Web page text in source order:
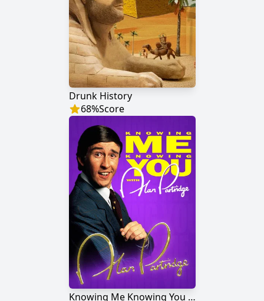
Drunk History
68%Score
Knowing Me Knowing You with Alan Partridge